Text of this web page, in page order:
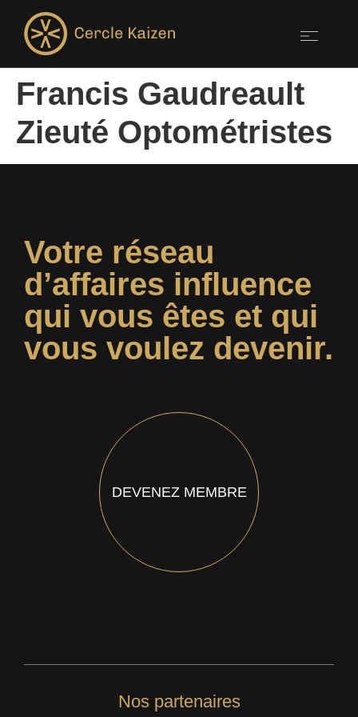
Francis Gaudreault
Zieuté Optométristes
Votre réseau
d’affaires influence
qui vous êtes et qui
vous voulez devenir.
DEVENEZ MEMBRE
Nos partenaires